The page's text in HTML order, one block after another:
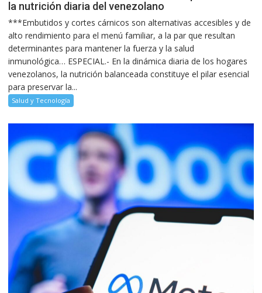
la nutrición diaria del venezolano
***Embutidos y cortes cárnicos son alternativas accesibles y de
alto rendimiento para el menú familiar, a la par que resultan
determinantes para mantener la fuerza y la salud
inmunológica… ESPECIAL.- En la dinámica diaria de los hogares
venezolanos, la nutrición balanceada constituye el pilar esencial
para preservar la...
Salud y Tecnología